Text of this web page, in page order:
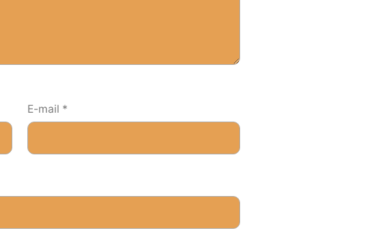
E-mail *